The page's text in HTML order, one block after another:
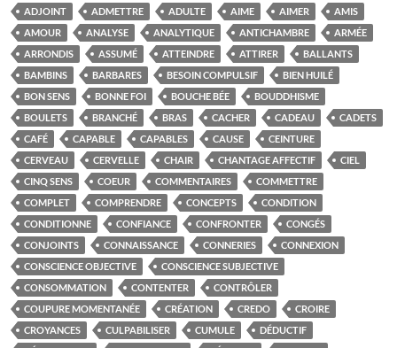
ADJOINT
ADMETTRE ADULTE AIME AIMER
AMIS
AMOUR
ANALYSE ANALYTIQUE ANTICHAMBRE
ARMÉE
ARRONDIS
ASSUMÉ ATTEINDRE ATTIRER
BALLANTS
BAMBINS
BARBARES BESOIN COMPULSIF
BIEN HUILÉ
BON SENS
BONNE FOI BOUCHE BÉE
BOUDDHISME
BOULETS
BRANCHÉ BRAS CACHER CADEAU
CADETS
CAFÉ
CAPABLE CAPABLES CAUSE
CEINTURE
CERVEAU
CERVELLE CHAIR CHANTAGE AFFECTIF
CIEL
CINQ SENS
COEUR COMMENTAIRES
COMMETTRE
COMPLET
COMPRENDRE CONCEPTS
CONDITION
CONDITIONNE
CONFIANCE CONFRONTER
CONGÉS
CONJOINTS
CONNAISSANCE CONNERIES
CONNEXION
CONSCIENCE OBJECTIVE
CONSCIENCE SUBJECTIVE
CONSOMMATION
CONTENTER
CONTRÔLER
COUPURE MOMENTANÉE
CRÉATION CREDO
CROIRE
CROYANCES
CULPABILISER CUMULE
DÉDUCTIF